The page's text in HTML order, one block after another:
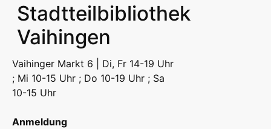
Stadtteilbibliothek
Vaihingen
Vaihinger Markt 6 | Di, Fr 14-19 Uhr
; Mi 10-15 Uhr ; Do 10-19 Uhr ; Sa
10-15 Uhr
Anmeldung